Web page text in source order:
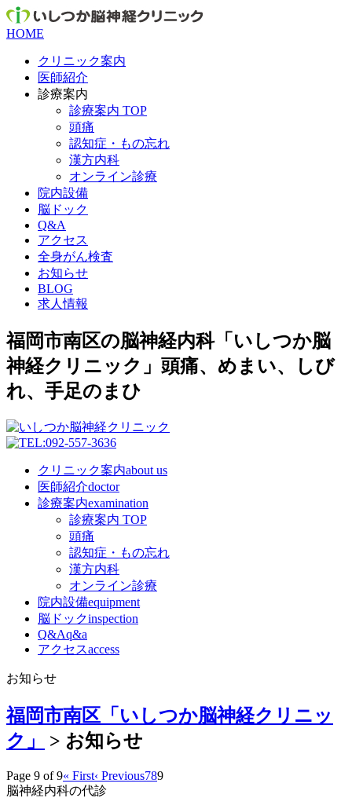
HOME
クリニック案内
医師紹介
診療案内
診療案内 TOP
頭痛
認知症・もの忘れ
漢方内科
オンライン診療
院内設備
脳ドック
Q&A
アクセス
全身がん検査
お知らせ
BLOG
求人情報
福岡市南区の脳神経内科「いしつか脳
神経クリニック」頭痛、めまい、しび
れ、手足のまひ
クリニック案内about us
医師紹介doctor
診療案内examination
診療案内 TOP
頭痛
認知症・もの忘れ
漢方内科
オンライン診療
院内設備equipment
脳ドックinspection
Q&Aq&a
アクセスaccess
お知らせ
福岡市南区「いしつか脳神経クリニッ
ク」
> お知らせ
Page 9 of 9« First‹ Previous789
脳神経内科の代診